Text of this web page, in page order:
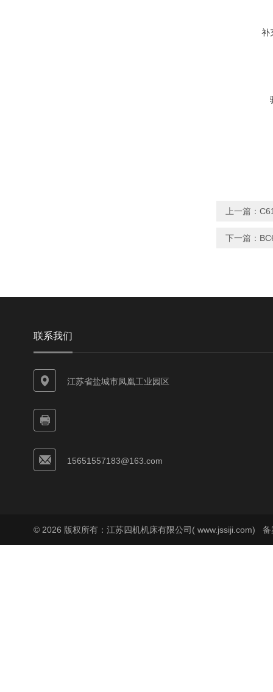
补
上一篇：
下一篇：
联系我们
江苏省盐城市凤凰工业园区
15651557183@163.com
© 2026 版权所有：江苏四机机床有限公司( www.jssiji.com) 备